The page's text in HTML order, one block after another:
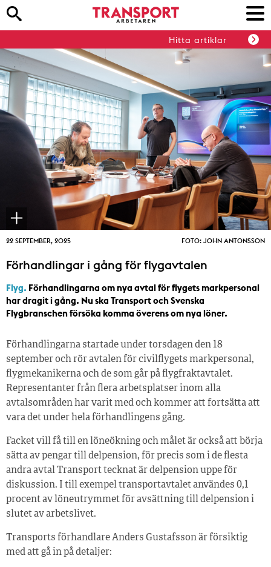
Hitta artiklar
22 SEPTEMBER, 2025 FOTO: JOHN ANTONSSON
Förhandlingar i gång för flygavtalen
Flyg. Förhandlingarna om nya avtal för flygets markpersonal
har dragit i gång. Nu ska Transport och Svenska
Flygbranschen försöka komma överens om nya löner.
Förhandlingarna startade under torsdagen den 18
september och rör avtalen för civilflygets markpersonal,
flygmekanikerna och de som går på flygfraktavtalet.
Representanter från flera arbetsplatser inom alla
avtalsområden har varit med och kommer att fortsätta att
vara det under hela förhandlingens gång.
Facket vill få till en löneökning och målet är också att börja
sätta av pengar till delpension, för precis som i de flesta
andra avtal Transport tecknat är delpension uppe för
diskussion. I till exempel transportavtalet användes 0,1
procent av löneutrymmet för avsättning till delpension i
slutet av arbetslivet.
Transports förhandlare Anders Gustafsson är försiktig
med att gå in på detaljer: